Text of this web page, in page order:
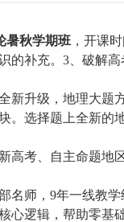
暑秋学期班 ，开课
的补充。3、破解
新升级，地理大题
。选择题上全新的
高考、自主命题地区
名师，9年一线教
心逻辑，帮助零基